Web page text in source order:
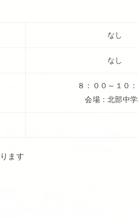
なし
なし
８：００～１０
会場：北部中
ます